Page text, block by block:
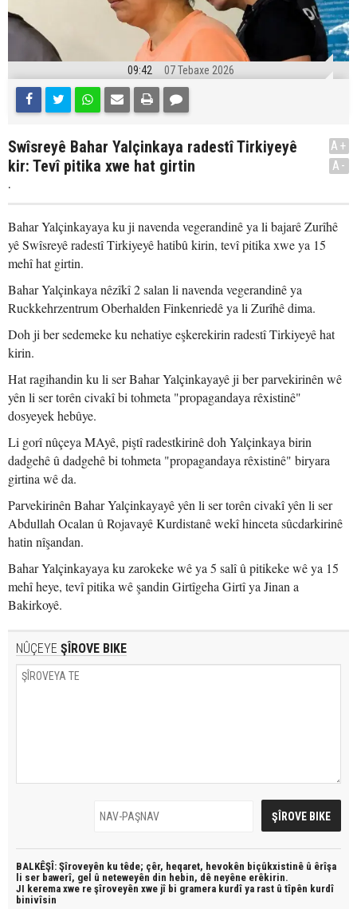
09:42 07 Tebaxe 2026
Swîsreyê Bahar Yalçinkaya radestî Tirkiyeyê
kir: Tevî pitika xwe hat girtin
.
A+
A-
Bahar Yalçinkayaya ku ji navenda vegerandinê ya li bajarê Zurîhê
yê Swîsreyê radestî Tirkiyeyê hatibû kirin, tevî pitika xwe ya 15
mehî hat girtin.
Bahar Yalçinkaya nêzîkî 2 salan li navenda vegerandinê ya
Ruckkehrzentrum Oberhalden Finkenriedê ya li Zurîhê dima.
Doh ji ber sedemeke ku nehatiye eşkerekirin radestî Tirkiyeyê hat
kirin.
Hat ragihandin ku li ser Bahar Yalçinkayayê ji ber parvekirinên wê
yên li ser torên civakî bi tohmeta "propagandaya rêxistinê"
dosyeyek hebûye.
Li gorî nûçeya MAyê, piştî radestkirinê doh Yalçinkaya birin
dadgehê û dadgehê bi tohmeta "propagandaya rêxistinê" biryara
girtina wê da.
Parvekirinên Bahar Yalçinkayayê yên li ser torên civakî yên li ser
Abdullah Ocalan û Rojavayê Kurdistanê wekî hinceta sûcdarkirinê
hatin nîşandan.
Bahar Yalçinkayaya ku zarokeke wê ya 5 salî û pitikeke wê ya 15
mehî heye, tevî pitika wê şandin Girtîgeha Girtî ya Jinan a
Bakirkoyê.
NÛÇEYE ŞÎROVE BIKE
BALKÊŞÎ: Şîroveyên ku têde; çêr, heqaret, hevokên biçûkxistinê û êrîşa
li ser bawerî, gel û neteweyên din hebin, dê neyêne erêkirin.
JI kerema xwe re şîroveyên xwe jî bi gramera kurdî ya rast û tîpên kurdî
binivîsin